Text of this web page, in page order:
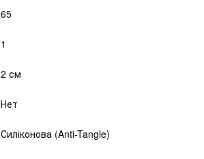
65
1
2 см
Нет
Силіконова (Anti-Tangle)